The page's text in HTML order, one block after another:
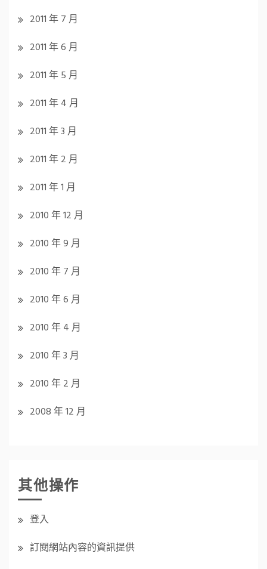
2011 年 7 月
2011 年 6 月
2011 年 5 月
2011 年 4 月
2011 年 3 月
2011 年 2 月
2011 年 1 月
2010 年 12 月
2010 年 9 月
2010 年 7 月
2010 年 6 月
2010 年 4 月
2010 年 3 月
2010 年 2 月
2008 年 12 月
其他操作
登入
訂閱網站內容的資訊提供